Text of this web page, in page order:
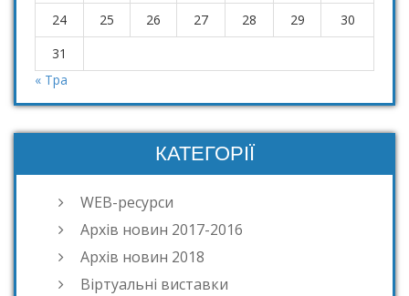
24
25 26 27 28 29
30
31
« Тра
КАТЕГОРІЇ
WEB-ресурси
Архів новин 2017-2016
Архів новин 2018
Віртуальні виставки